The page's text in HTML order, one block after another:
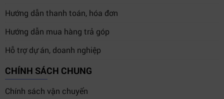
Hướng dẫn thanh toán, hóa đơn
Hướng dẫn mua hàng trả góp
Hỗ trợ dự án, doanh nghiệp
CHÍNH SÁCH CHUNG
Chính sách vận chuyển